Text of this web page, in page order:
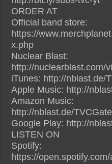
ORDER AT
Official band store:
https://
x.php
Nuclear Blast:
http://nuclearblast.com/
iTunes: http://nblast.de/
Apple Music: http://
Amazon Music:
http://nblast.de/
Google Play: http://
LISTEN ON
Spotify:
https://